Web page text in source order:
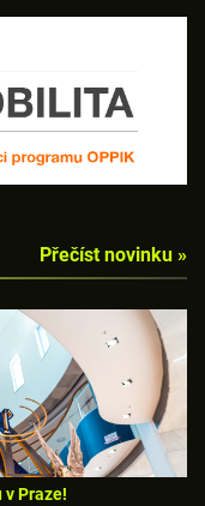
Přečíst novinku »
Praze!